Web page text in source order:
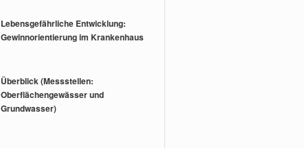
Lebensgefährliche Entwicklung:
Gewinnorientierung im Krankenhaus
Überblick (Messstellen:
Oberflächengewässer und
Grundwasser)